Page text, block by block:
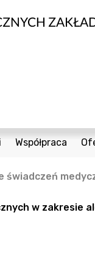
5
Współpraca
Powierzchnie
w zakresie